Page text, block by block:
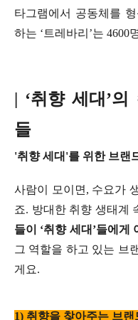
타그램에서 공동체를
하는 ‘트레바리’는 4600
| ‘취향 세대’
들
'취향 세대'를 위한 브랜
사람이 모이면, 수요가
죠. 방대한 취향 생태계
들이 ‘취향 세대’들에게
그 역할을 하고 있는 브
게요.
1) 취향을 찾아주는 브랜